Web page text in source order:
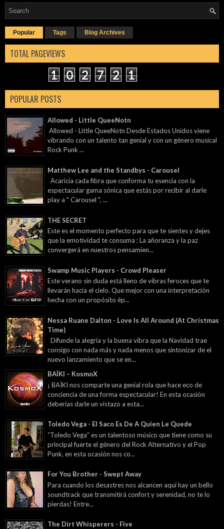
Popular Tags Blog Archives
TOTAL PAGEVIEWS
1 0 2 7 2 1
POPULAR POSTS
Allowed - Little QueeNotn
Allowed - Little QueeNotn Desde Estados Unidos viene
vibrando con un talento tan genial y con un género musical
Rock Punk ...
Matthew Lee and the Standbys - Carousel
Acaricia cada fibra que conforma tu esencia con la
espectacular gama sónica que estás por recibir al darle
play a " Carousel ", ...
THE SECRET
Este es el momento perfecto para que te sientes y dejes
que la emotividad te consuma : La añoranza y la paz
convergerá en nuestros pensamien...
Swamp Music Players - Crowd Pleaser
Este verano sin duda está lleno de vibras feroces que te
llevarán hacia el cielo. Que mejor con una interpretación
hecha con un propósito ép...
Nessa Ruane Dalton - Love Is All Around (At Christmas
Time)
Difunde la alegría y la buena vibra que la Navidad trae
consigo con nada más y nada menos que sintonizar de el
nuevo lanzamiento que se en...
BAÏKI – KosmoX
¡ BAÏKI nos comparte una genial rola que hace eco de
conciencia de una forma espectacular! En esta ocasión
deberías darle un vistazo a esta...
Toledo Vega - El Saco Es De A Quien Le Quede
“Toledo Vega” es un talentoso músico que tiene como su
principal fuerte el género del Rock Alternativo y el Pop
Punk, en esta ocasión nos co...
For You Brother - Swept Away
Para cuando los desastres nos alcancen aquí hay un bello
soundtrack que transmitirá confort y serenidad, no te lo
pierdas! Entre...
The Dirt Whisperers - Five